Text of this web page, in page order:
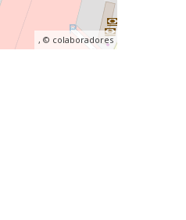
, © colaboradores